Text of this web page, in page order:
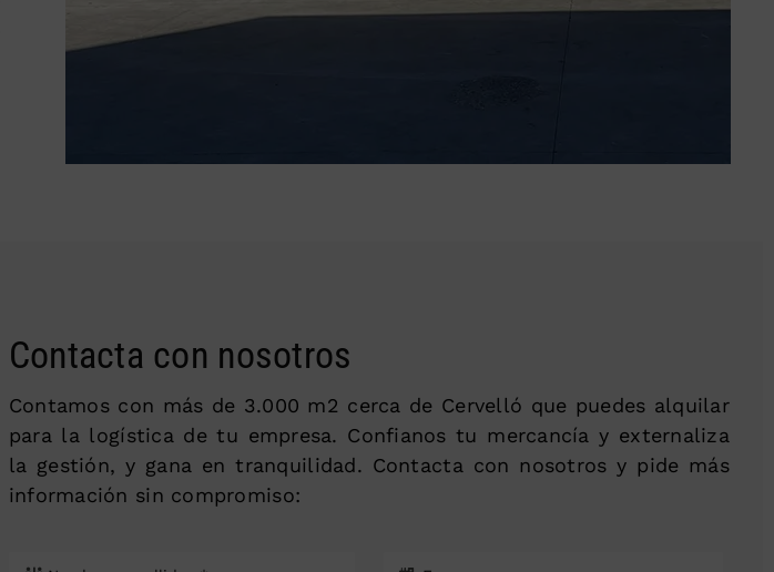
Contacta con nosotros
Contamos con más de 3.000 m2 cerca de Cervelló que puedes alquilar
para la logística de tu empresa. Confianos tu mercancía y externaliza
la gestión, y gana en tranquilidad. Contacta con nosotros y pide más
información sin compromiso: